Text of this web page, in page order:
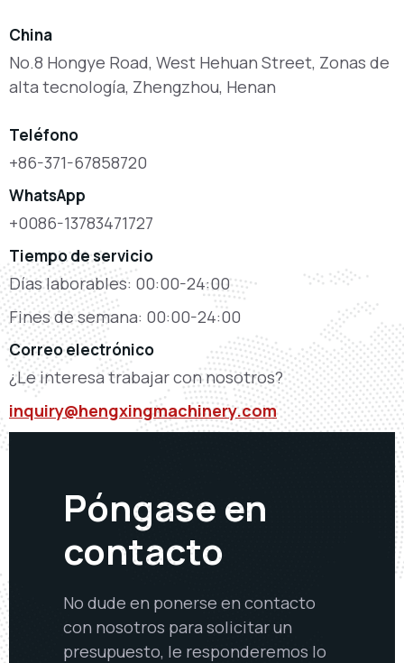
China
No.8 Hongye Road, West Hehuan Street, Zonas de
alta tecnología, Zhengzhou, Henan
Teléfono
+86-371-67858720
WhatsApp
+0086-13783471727
Tiempo de servicio
Días laborables: 00:00-24:00
Fines de semana: 00:00-24:00
Correo electrónico
¿Le interesa trabajar con nosotros?
inquiry@hengxingmachinery.com
Póngase en
contacto
No dude en ponerse en contacto
con nosotros para solicitar un
presupuesto, le responderemos lo